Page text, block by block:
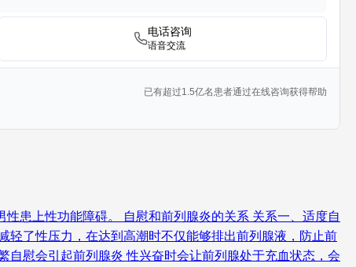
电话咨询
语音交流
已有超过1.5亿名患者通过在线咨询获得帮助
患上性功能障碍。 自慰和前列腺炎的关系 关系一、适度自
轻了性压力，在达到高潮时不仅能够排出前列腺液，防止前
慰会引起前列腺炎 性兴奋时会让前列腺处于充血状态，会